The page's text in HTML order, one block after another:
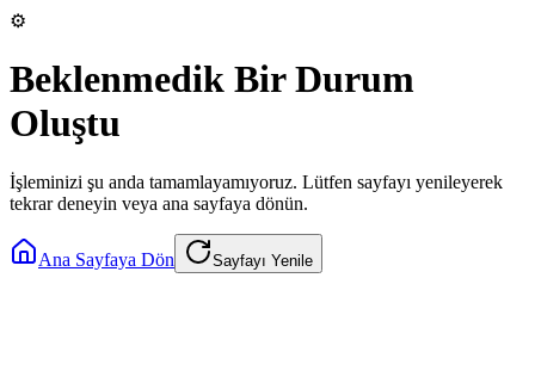
⚙️
Beklenmedik Bir Durum
Oluştu
İşleminizi şu anda tamamlayamıyoruz. Lütfen sayfayı yenileyerek
tekrar deneyin veya ana sayfaya dönün.
Ana Sayfaya Dön Sayfayı Yenile